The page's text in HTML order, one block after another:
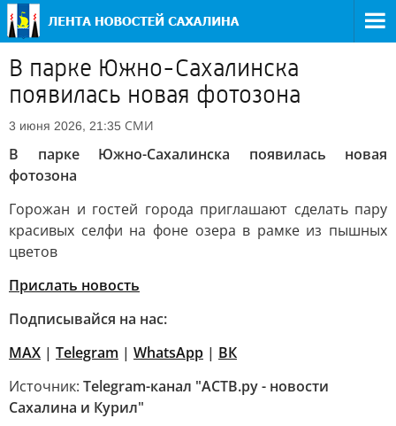
В парке Южно-Сахалинска
появилась новая фотозона
3 июня 2026, 21:35 СМИ
В парке Южно-Сахалинска появилась новая
фотозона
Горожан и гостей города приглашают сделать пару
красивых селфи на фоне озера в рамке из пышных
цветов
Прислать новость
Подписывайся на нас:
MAX | Telegram | WhatsApp | ВК
Источник: Telegram-канал "АСТВ.ру - новости
Сахалина и Курил"